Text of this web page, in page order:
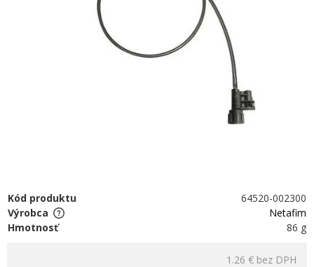
Kód produktu
64520-002300
Výrobca
Netafim
Hmotnosť
86 g
1.26 € bez DPH